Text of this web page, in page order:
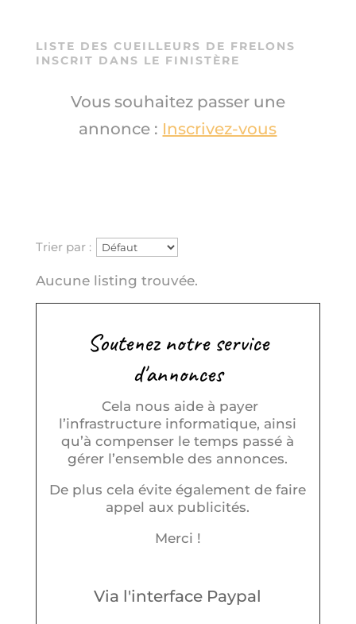
LISTE DES CUEILLEURS DE FRELONS
INSCRIT DANS LE FINISTÈRE
Vous souhaitez passer une
annonce : Inscrivez-vous
Trier par :
Aucune listing trouvée.
Soutenez notre service
d'annonces
Cela nous aide à payer
l’infrastructure informatique, ainsi
qu’à compenser le temps passé à
gérer l’ensemble des annonces.
De plus cela évite également de faire
appel aux publicités.
Merci !
Via l'interface Paypal